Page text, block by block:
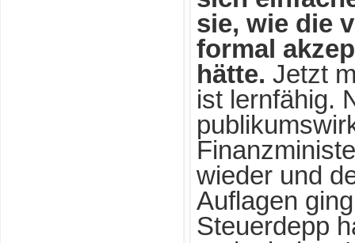
sie, wie die
formal
hätte. Jetzt
ist lernfähig.
wieder und
Auflagen
Steuerdepp